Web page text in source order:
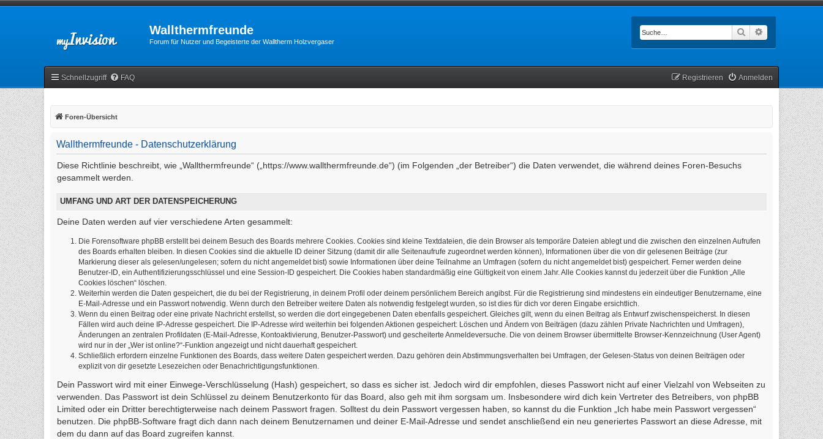
Wallthermfreunde
Forum für Nutzer und Begeisterte der Walltherm Holzvergaser
Suche
Schnellzugriff FAQ Anmelden
Registrieren
Foren-Übersicht
Wallthermfreunde - Datenschutzerklärung
Diese Richtlinie beschreibt, wie „Wallthermfreunde“ („https://www.wallthermfreunde.de“) (im Folgenden „der Betreiber“) die Daten verwendet, die während deines Foren-Besuchs
gesammelt werden.
UMFANG UND ART DER DATENSPEICHERUNG
Deine Daten werden auf vier verschiedene Arten gesammelt:
Die Forensoftware phpBB erstellt bei deinem Besuch des Boards mehrere Cookies. Cookies sind kleine Textdateien, die dein Browser als temporäre Dateien ablegt und die zwischen den einzelnen Aufrufen
des Boards erhalten bleiben. In diesen Cookies sind die aktuelle ID deiner Sitzung (damit dir alle Seitenaufrufe zugeordnet werden können), Informationen über die von dir gelesenen Beiträge (zur
Markierung dieser als gelesen/ungelesen; sofern du nicht angemeldet bist) sowie Informationen über deine Teilnahme an Umfragen (sofern du nicht angemeldet bist) gespeichert. Ferner werden deine
Benutzer-ID, ein Authentifizierungsschlüssel und eine Session-ID gespeichert. Die Cookies haben standardmäßig eine Gültigkeit von einem Jahr. Alle Cookies kannst du jederzeit über die Funktion „Alle
Cookies löschen“ löschen.
Weiterhin werden die Daten gespeichert, die du bei der Registrierung, in deinem Profil oder deinem persönlichem Bereich angibst. Für die Registrierung sind mindestens ein eindeutiger Benutzername, eine
E-Mail-Adresse und ein Passwort notwendig. Wenn durch den Betreiber weitere Daten als notwendig festgelegt wurden, so ist dies für dich vor deren Eingabe ersichtlich.
Wenn du einen Beitrag oder eine private Nachricht erstellst, so werden die dort eingegebenen Daten ebenfalls gespeichert. Gleiches gilt, wenn du einen Beitrag als Entwurf zwischenspeicherst. In diesen
Fällen wird auch deine IP-Adresse gespeichert. Die IP-Adresse wird weiterhin bei folgenden Aktionen gespeichert: Löschen und Ändern von Beiträgen (dazu zählen Private Nachrichten und Umfragen),
Änderungen an zentralen Profildaten (E-Mail-Adresse, Kontoaktivierung, Benutzer-Passwort) und gescheiterte Anmeldeversuche. Die von deinem Browser übermittelte Browser-Kennzeichnung (User Agent)
wird nur in der „Wer ist online?“-Funktion angezeigt und nicht dauerhaft gespeichert.
Schließlich erfordern einzelne Funktionen des Boards, dass weitere Daten gespeichert werden. Dazu gehören dein Abstimmungsverhalten bei Umfragen, der Gelesen-Status von deinen Beiträgen oder
explizit von dir gesetzte Lesezeichen oder Benachrichtigungsfunktionen.
Dein Passwort wird mit einer Einwege-Verschlüsselung (Hash) gespeichert, so dass es sicher ist. Jedoch wird dir empfohlen, dieses Passwort nicht auf einer Vielzahl von Webseiten zu
verwenden. Das Passwort ist dein Schlüssel zu deinem Benutzerkonto für das Board, also geh mit ihm sorgsam um. Insbesondere wird dich kein Vertreter des Betreibers, von phpBB
Limited oder ein Dritter berechtigterweise nach deinem Passwort fragen. Solltest du dein Passwort vergessen haben, so kannst du die Funktion „Ich habe mein Passwort vergessen“
benutzen. Die phpBB-Software fragt dich dann nach deinem Benutzernamen und deiner E-Mail-Adresse und sendet anschließend ein neu generiertes Passwort an diese Adresse, mit
dem du dann auf das Board zugreifen kannst.